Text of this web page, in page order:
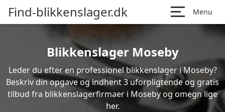
Find-blikkenslager.dk Menu
Blikkenslager Moseby
Leder du efter en professionel blikkenslager i Moseby?
Beskriv din opgave og indhent 3 uforpligtende og gratis
tilbud fra blikkenslagerfirmaer i Moseby og omegn lige
her.